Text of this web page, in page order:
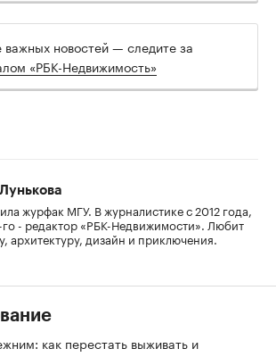
важных новостей — следите за
«РБК-Недвижимость»
журфак МГУ. В журналистике с 2012 года,
го - редактор «РБК-Недвижимости». Любит
архитектуру, дизайн и приключения.
как перестать выживать и